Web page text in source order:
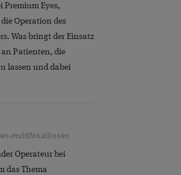
Premium Eyes,
Operation des
Was bringt der Einsatz
Patienten, die
lassen und dabei
multifokallinsen
Operateur bei
das Thema